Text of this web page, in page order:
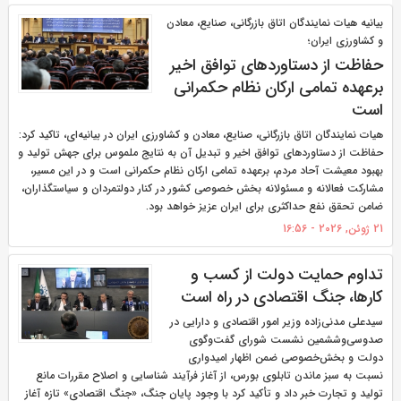
بیانیه هیات نمایندگان اتاق بازرگانی، صنایع، معادن
و کشاورزی ایران؛
حفاظت از دستاوردهای توافق اخیر
برعهده تمامی ارکان نظام حکمرانی
است
هیات نمایندگان اتاق بازرگانی، صنایع، معادن و کشاورزی ایران در بیانیه‌ای، تاکید کرد:
حفاظت از دستاوردهای توافق اخیر و تبدیل آن به نتایج ملموس برای جهش تولید و
بهبود معیشت آحاد مردم، برعهده تمامی ارکان نظام حکمرانی است و در این مسیر،
مشارکت فعالانه و مسئولانه بخش خصوصی کشور در کنار دولتمردان و سیاستگذاران،
ضامن تحقق نفع حداکثری برای ایران عزیز خواهد بود.
21 ژوئن, 2026 - 16:56
تداوم حمایت دولت از کسب و
کارها، جنگ اقتصادی در راه است
سیدعلی مدنی‌زاده وزیر امور اقتصادی و دارایی در
صدوسی‌وششمین نشست شورای گفت‌وگوی
دولت و بخش‌خصوصی ضمن اظهار امیدواری
نسبت به سبز ماندن تابلوی بورس، از آغاز فرآیند شناسایی و اصلاح مقررات مانع
تولید و تجارت خبر داد و تأکید کرد با وجود پایان جنگ، «جنگ اقتصادی» تازه آغاز